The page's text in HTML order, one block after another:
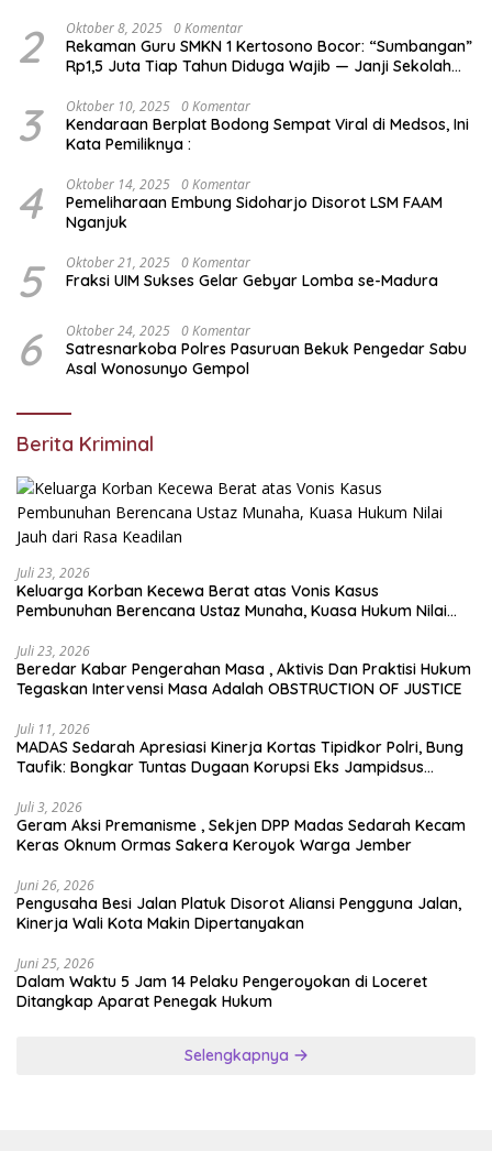
2 Oktober 8, 2025 0 Komentar
Rekaman Guru SMKN 1 Kertosono Bocor: “Sumbangan”
Rp1,5 Juta Tiap Tahun Diduga Wajib — Janji Sekolah
3 Oktober 10, 2025 0 Komentar
Kendaraan Berplat Bodong Sempat Viral di Medsos, Ini
Kata Pemiliknya :
4 Oktober 14, 2025 0 Komentar
Pemeliharaan Embung Sidoharjo Disorot LSM FAAM
Nganjuk
5 Oktober 21, 2025 0 Komentar
Fraksi UIM Sukses Gelar Gebyar Lomba se-Madura
6 Oktober 24, 2025 0 Komentar
Satresnarkoba Polres Pasuruan Bekuk Pengedar Sabu
Asal Wonosunyo Gempol
Berita Kriminal
Juli 23, 2026
Keluarga Korban Kecewa Berat atas Vonis Kasus
Pembunuhan Berencana Ustaz Munaha, Kuasa Hukum Nilai
Juli 23, 2026
Beredar Kabar Pengerahan Masa , Aktivis Dan Praktisi Hukum
Tegaskan Intervensi Masa Adalah OBSTRUCTION OF JUSTICE
Juli 11, 2026
MADAS Sedarah Apresiasi Kinerja Kortas Tipidkor Polri, Bung
Taufik: Bongkar Tuntas Dugaan Korupsi Eks Jampidsus
Juli 3, 2026
Geram Aksi Premanisme , Sekjen DPP Madas Sedarah Kecam
Keras Oknum Ormas Sakera Keroyok Warga Jember
Juni 26, 2026
Pengusaha Besi Jalan Platuk Disorot Aliansi Pengguna Jalan,
Kinerja Wali Kota Makin Dipertanyakan
Juni 25, 2026
Dalam Waktu 5 Jam 14 Pelaku Pengeroyokan di Loceret
Ditangkap Aparat Penegak Hukum
Selengkapnya